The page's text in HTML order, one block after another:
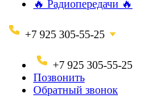
🔥 Радиопередачи 🔥
+7 925 305-55-25
+7 925 305-55-25
Позвонить
Обратный звонок